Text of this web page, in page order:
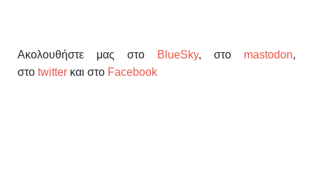
Ακολουθήστε μας στο BlueSky, στο mastodon,
στο twitter και στο Facebook